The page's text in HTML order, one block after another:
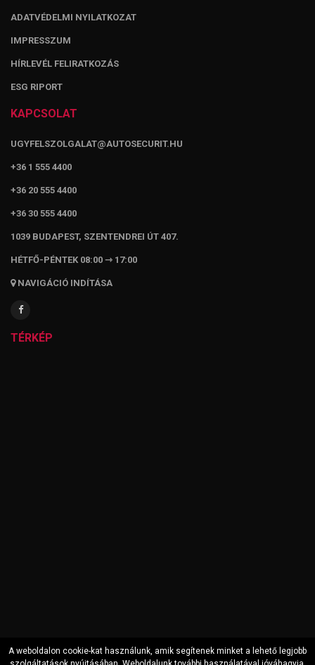
ADATVÉDELMI NYILATKOZAT
IMPRESSZUM
HÍRLEVÉL FELIRATKOZÁS
ESG RIPORT
KAPCSOLAT
UGYFELSZOLGALAT@AUTOSECURIT.HU
+36 1 555 4400
+36 20 555 4400
+36 30 555 4400
1039 BUDAPEST, SZENTENDREI ÚT 407.
HÉTFŐ-PÉNTEK 08:00 ⇾ 17:00
NAVIGÁCIÓ INDÍTÁSA
TÉRKÉP
A weboldalon cookie-kat használunk, amik segítenek minket a lehető legjobb